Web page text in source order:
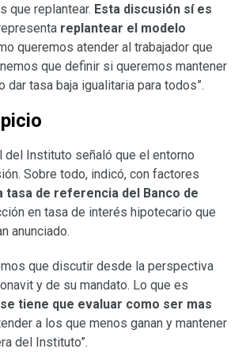
que replantear. Esta discusión sí es
replantear el modelo
queremos atender al trabajador que
que definir si queremos mantener
dar tasa baja igualitaria para todos”.
del Instituto señaló que el entorno
Sobre todo, indicó, con factores
tasa de referencia del Banco de
en tasa de interés hipotecario que
anunciado.
que discutir desde la perspectiva
y de su mandato. Lo que es
se tiene que evaluar como ser mas
a los que menos ganan y mantener
del Instituto”.